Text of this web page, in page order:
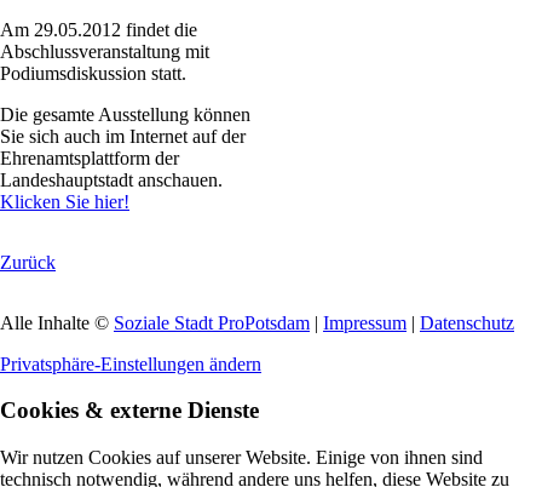
Am 29.05.2012 findet die
Abschlussveranstaltung mit
Podiumsdiskussion statt.
Die gesamte Ausstellung können
Sie sich auch im Internet auf der
Ehrenamtsplattform der
Landeshauptstadt anschauen.
Klicken Sie hier!
Zurück
Alle Inhalte © Soziale Stadt ProPotsdam | Impressum | Datenschutz
Privatsphäre-Einstellungen ändern
Cookies & externe Dienste
Wir nutzen Cookies auf unserer Website. Einige von ihnen sind
technisch notwendig, während andere uns helfen, diese Website zu